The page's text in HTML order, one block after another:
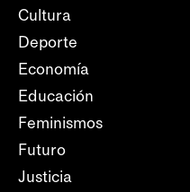
Cultura
Deporte
Economía
Educación
Feminismos
Futuro
Justicia